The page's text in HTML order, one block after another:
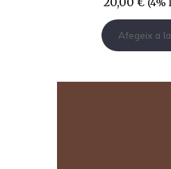
(4%
Afegeix a